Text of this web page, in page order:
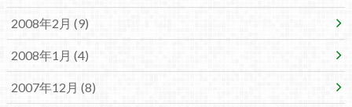
2008年2月 (9)
2008年1月 (4)
2007年12月 (8)